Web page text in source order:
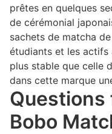
prêtes en quelques
de cérémonial
sachets de matcha
étudiants et les actifs
plus stable que celle
dans cette marque
Bobo